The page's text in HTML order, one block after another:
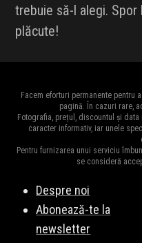
trebuie să-l alegi.
plăcute!
Facem eforturi permanente pentru
pagină. În cazuri rare,
Fotografia, prețul, discountul și
caracter informativ, iar unele
Pentru furnizarea unui serviciu
se consideră
Despre noi
Abonează-te la
newsletter